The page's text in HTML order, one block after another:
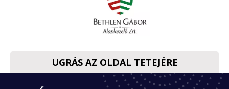
UGRÁS AZ OLDAL TETEJÉRE